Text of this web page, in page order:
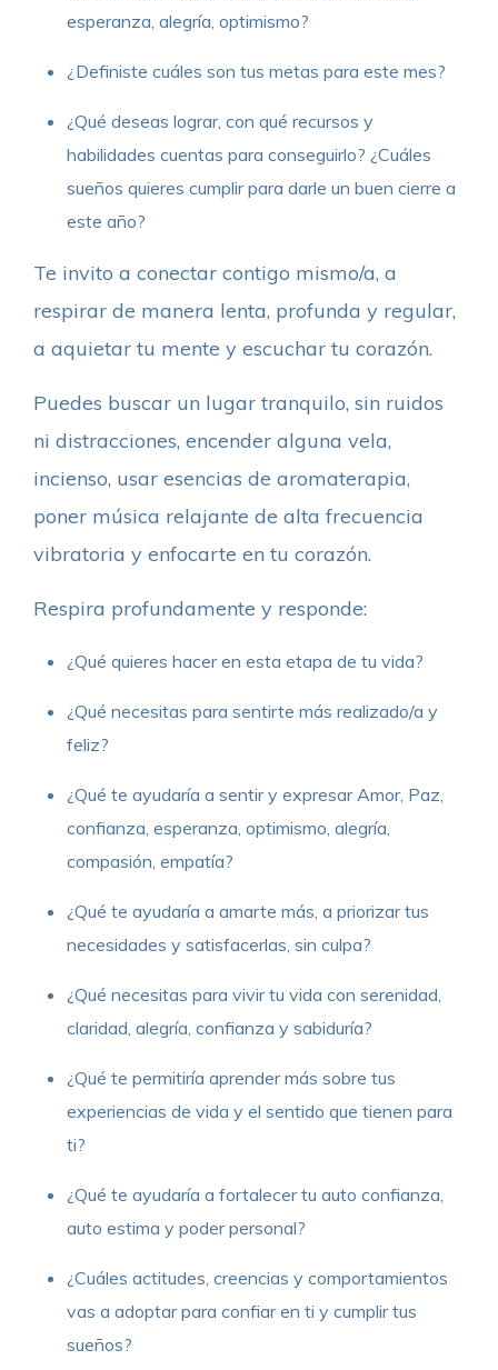
esperanza, alegría, optimismo?
¿Definiste cuáles son tus metas para este mes?
¿Qué deseas lograr, con qué recursos y
habilidades cuentas para conseguirlo? ¿Cuáles
sueños quieres cumplir para darle un buen cierre a
este año?
Te invito a conectar contigo mismo/a, a
respirar de manera lenta, profunda y regular,
a aquietar tu mente y escuchar tu corazón.
Puedes buscar un lugar tranquilo, sin ruidos
ni distracciones, encender alguna vela,
incienso, usar esencias de aromaterapia,
poner música relajante de alta frecuencia
vibratoria y enfocarte en tu corazón.
Respira profundamente y responde:
¿Qué quieres hacer en esta etapa de tu vida?
¿Qué necesitas para sentirte más realizado/a y
feliz?
¿Qué te ayudaría a sentir y expresar Amor, Paz,
confianza, esperanza, optimismo, alegría,
compasión, empatía?
¿Qué te ayudaría a amarte más, a priorizar tus
necesidades y satisfacerlas, sin culpa?
¿Qué necesitas para vivir tu vida con serenidad,
claridad, alegría, confianza y sabiduría?
¿Qué te permitiría aprender más sobre tus
experiencias de vida y el sentido que tienen para
ti?
¿Qué te ayudaría a fortalecer tu auto confianza,
auto estima y poder personal?
¿Cuáles actitudes, creencias y comportamientos
vas a adoptar para confiar en ti y cumplir tus
sueños?